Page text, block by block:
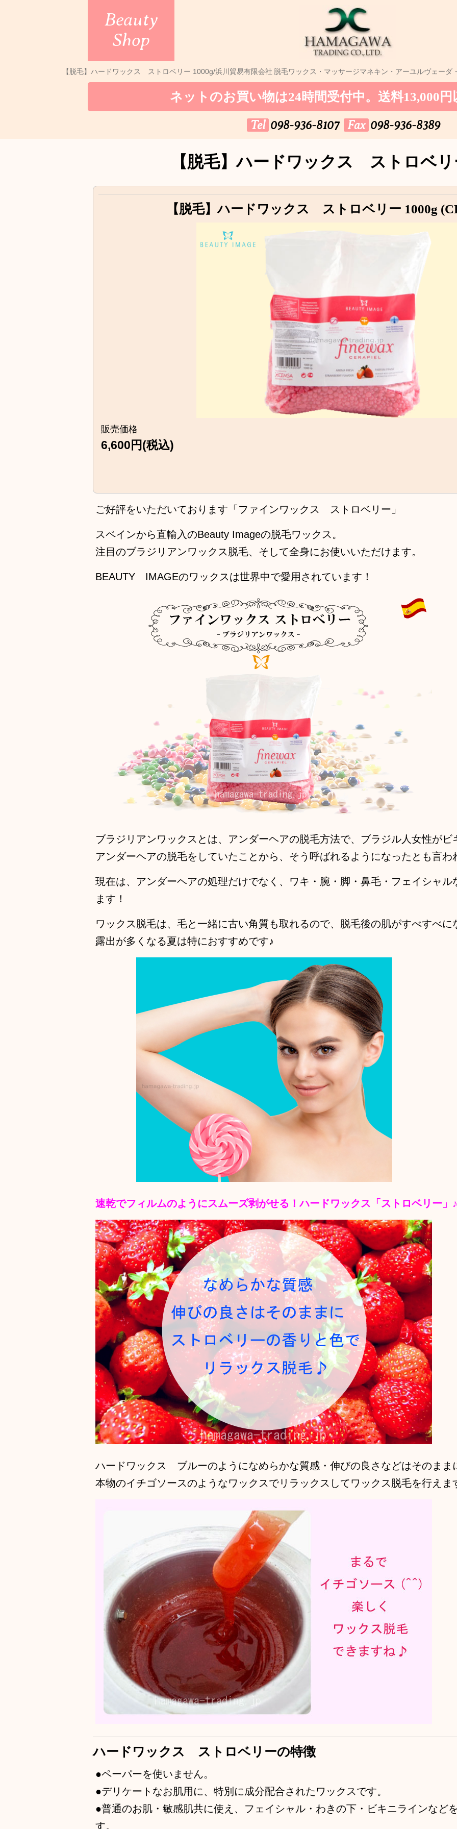
Beauty
Shop
【脱毛】ハードワックス ストロベリー 1000g/浜川貿易有限会社 脱毛ワックス・マッサージマネキン・アーユルヴェー
ネットのお買い物は24時間受付中。 送料13,000
Tel 098-936-8107 Fax 098-936-8389
【脱毛】ハードワックス ストロベリ
【脱毛】ハードワックス ストロベリー 1000g
販売価格
6,600円(税込)
ご好評をいただいております「ファインワックス ストロベリー」
スペインから直輸入のBeauty Imageの脱毛ワックス。
注目のブラジリアンワックス脱毛、そして全身にお使いいただけます。
BEAUTY IMAGEのワックスは世界中で愛用されています！
ブラジリアンワックスとは、アンダーヘアの脱毛方法で、ブラジル人女性が
アンダーヘアの脱毛をしていたことから、そう呼ばれるようになったとも言わ
現在は、アンダーヘアの処理だけでなく、ワキ・腕・脚・鼻毛・フェイシャ
ます！
ワックス脱毛は、毛と一緒に古い角質も取れるので、脱毛後の肌がすべすべ
露出が多くなる夏は特におすすめです♪
速乾でフィルムのようにスムーズ剥がせる！ハードワックス「ストロベリー」
ハードワックス ブルーのようになめらかな質感・伸びの良さなどはそのまま
本物のイチゴソースのようなワックスでリラックスしてワックス脱毛を行えま
ハードワックス ストロベリーの特徴
●ペーパーを使いません。
●デリケートなお肌用に、特別に成分配合されたワックスです。
●普通のお肌・敏感肌共に使え、フェイシャル・わきの下・ビキニラインなど
す。